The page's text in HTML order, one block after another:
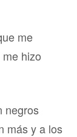
me
hizo
negros
más y a los